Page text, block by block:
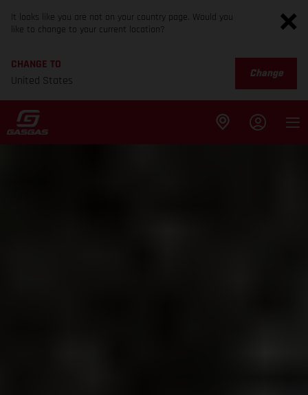
It looks like you are not on your country page. Would you
like to change to your current location?
CHANGE TO
United States
Change